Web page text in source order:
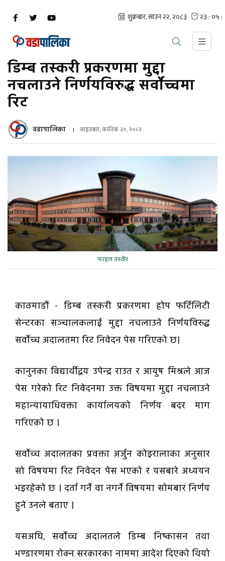
डिम्ब तस्करी प्रकरणमा मुद्दा
नचलाउने निर्णयविरुद्ध सर्वोच्चमा
रिट
वडापालिका आइतबार, कात्तिक ३०, २०८२
फाइल तस्वीर
काठमाडौं - डिम्ब तस्करी प्रकरणमा होप फर्टिलिटी
सेन्टरका सञ्चालकलाई मुद्दा नचलाउने निर्णयविरुद्ध
सर्वोच्च अदालतमा रिट निवेदन पेस गरिएको छ।
कानुनका विद्यार्थीद्वय उपेन्द्र राउत र आयुष मिश्रले आज
पेस गरेको रिट निवेदनमा उक्त विषयमा मुद्दा नचलाउने
महान्यायाधिवक्ता कार्यालयको निर्णय बदर माग
गरिएको छ ।
सर्वोच्च अदालतका प्रवक्ता अर्जुन कोइरालाका अनुसार
सो विषयमा रिट निवेदन पेस भएको र यसबारे अध्ययन
भइरहेको छ । दर्ता गर्ने वा नगर्ने विषयमा सोमबार निर्णय
हुने उनले बताए ।
यसअघि, सर्वोच्च अदालतले डिम्ब निष्कासन तथा
भण्डारणमा रोक्न सरकारका नाममा आदेश दिएको थियो